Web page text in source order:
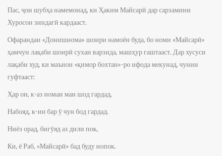
Пас, ҷои шубҳа намемонад, ки Ҳаким Майсарӣ дар сарзамини
Хуросон зиндагӣ кардааст.
Офарандаи «Донишнома» шоири намоён буда, бо номи «Майсарӣ»
ҳамчун лақаби шоирӣ сухан варзида, машҳур гаштааст. Дар хусуси
лақаби худ, ки маънои «қимор бохтан»-ро ифода мекунад, чунин
гуфтааст:
Ҳар он, к-аз номаи ман шод гардад,
Набояд, к-ин бар ӯ чун бод гардад.
Ниёз орад, бигӯяд аз дили пок,
Ки, ё Раб, «Майсарӣ» бад буду нопок.